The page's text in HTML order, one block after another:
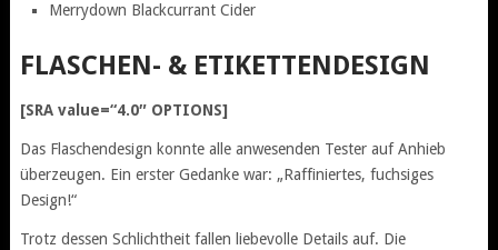
Merrydown Blackcurrant Cider
FLASCHEN- & ETIKETTENDESIGN
[SRA value=“4.0″ OPTIONS]
Das Flaschendesign konnte alle anwesenden Tester auf Anhieb
überzeugen. Ein erster Gedanke war: „Raffiniertes, fuchsiges
Design!“
Trotz dessen Schlichtheit fallen liebevolle Details auf. Die